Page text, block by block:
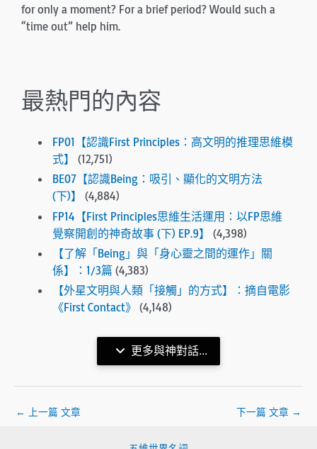
for only a moment? For a brief period? Would such a
“time out” help him.
最熱門的內容
FP01【認識First Principles：高文明的推理思維模
式】
(12,751)
BE07【認識Being：吸引、顯化的文明方法
(下)】
(4,884)
FP14【First Principles思維生活運用：以FP思維
覺察開創的神奇故事 (下) EP.9】
(4,398)
【了解「Being」與「身心靈之間的運作」關
係】：1/3篇 (4,383)
【外星文明與人類「接觸」的方式】：摘自電影
《First Contact》
(4,148)
更多與神對話...
← 上一篇 文章 下一篇 文章 →